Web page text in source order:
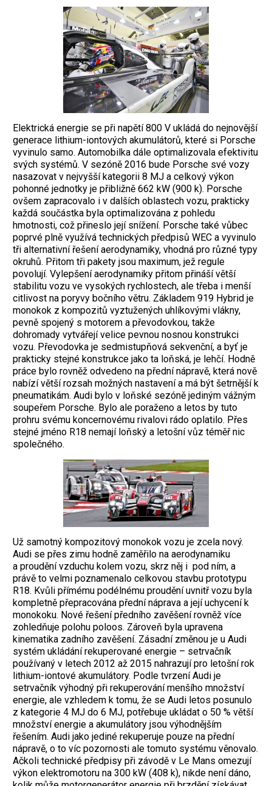
Elektrická energie se při napětí 800 V ukládá do nejnovější
generace lithium-iontových akumulátorů, které si Porsche
vyvinulo samo. Automobilka dále optimalizovala efektivitu
svých systémů. V sezóně 2016 bude Porsche své vozy
nasazovat v nejvyšší kategorii 8 MJ a celkový výkon
pohonné jednotky je přibližně 662 kW (900 k). Porsche
ovšem zapracovalo i v dalších oblastech vozu, prakticky
každá součástka byla optimalizována z pohledu
hmotnosti, což přineslo její snížení. Porsche také vůbec
poprvé plně využívá technických předpisů WEC a vyvinulo
tři alternativní řešení aerodynamiky, vhodná pro různé typy
okruhů. Přitom tři pakety jsou maximum, jež regule
povolují. Vylepšení aerodynamiky přitom přináší větší
stabilitu vozu ve vysokých rychlostech, ale třeba i menší
citlivost na poryvy bočního větru. Základem 919 Hybrid je
monokok z kompozitů vyztužených uhlíkovými vlákny,
pevně spojený s motorem a převodovkou, takže
dohromady vytvářejí velice pevnou nosnou konstrukci
vozu. Převodovka je sedmistupňová sekvenční, a byť je
prakticky stejné konstrukce jako ta loňská, je lehčí. Hodně
práce bylo rovněž odvedeno na přední nápravě, která nově
nabízí větší rozsah možných nastavení a má být šetrnější k
pneumatikám. Audi bylo v loňské sezóně jediným vážným
soupeřem Porsche. Bylo ale poraženo a letos by tuto
prohru svému koncernovému rivalovi rádo oplatilo. Přes
stejné jméno R18 nemají loňský a letošní vůz téměř nic
společného.
Už samotný kompozitový monokok vozu je zcela nový.
Audi se přes zimu hodně zaměřilo na aerodynamiku
a proudění vzduchu kolem vozu, skrz něj i pod ním, a
právě to velmi poznamenalo celkovou stavbu prototypu
R18. Kvůli přímému podélnému proudění uvnitř vozu byla
kompletně přepracována přední náprava a její uchycení k
monokoku. Nové řešení předního zavěšení rovněž více
zohledňuje polohu poloos. Zároveň byla upravena
kinematika zadního zavěšení. Zásadní změnou je u Audi
systém ukládání rekuperované energie – setrvačník
používaný v letech 2012 až 2015 nahrazují pro letošní rok
lithium-iontové akumulátory. Podle tvrzení Audi je
setrvačník výhodný při rekuperování menšího množství
energie, ale vzhledem k tomu, že se Audi letos posunulo
z kategorie 4 MJ do 6 MJ, potřebuje ukládat o 50 % větší
množství energie a akumulátory jsou výhodnějším
řešením. Audi jako jediné rekuperuje pouze na přední
nápravě, o to víc pozornosti ale tomuto systému věnovalo.
Ačkoli technické předpisy při závodě v Le Mans omezují
výkon elektromotoru na 300 kW (408 k), nikde není dáno,